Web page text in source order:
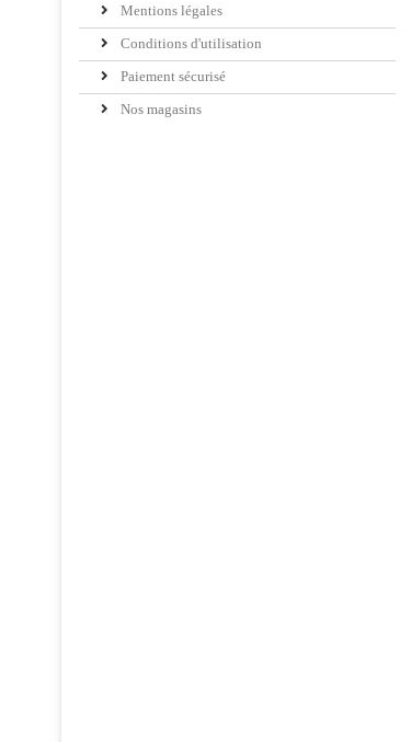
Mentions légales
Conditions d'utilisation
Paiement sécurisé
Nos magasins